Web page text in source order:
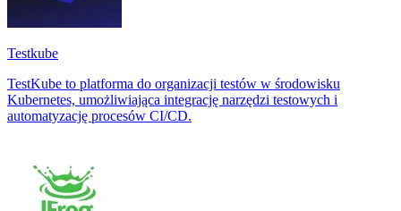
Testkube
TestKube to platforma do organizacji testów w środowisku
Kubernetes, umożliwiająca integrację narzędzi testowych i
automatyzację procesów CI/CD.